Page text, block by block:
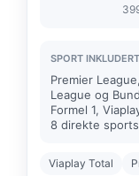
SPORT INKLUDERT
Premier
League og
Formel 1,
8 direkte
Viaplay Total